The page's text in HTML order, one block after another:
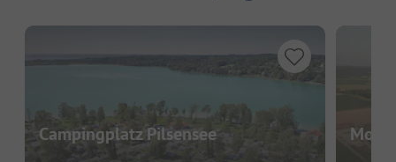
Campingplatz Pilsensee